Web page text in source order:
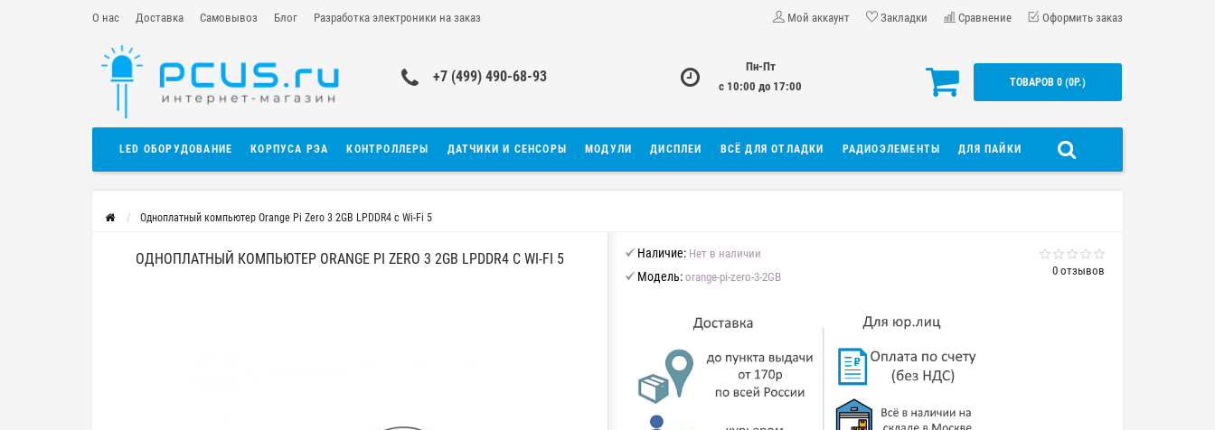
О нас Доставка Самовывоз Блог Разработка электроники на заказ Мой аккаунт Закладки Сравнение Оформить заказ
+7 (499) 490-68-93
Пн-Пт
с 10:00 до 17:00
ТОВАРОВ 0 (0Р.)
LED ОБОРУДОВАНИЕ КОРПУСА РЭА КОНТРОЛЛЕРЫ ДАТЧИКИ И СЕНСОРЫ МОДУЛИ ДИСПЛЕИ ВСЁ ДЛЯ ОТЛАДКИ РАДИОЭЛЕМЕНТЫ ДЛЯ ПАЙКИ
Одноплатный компьютер Orange Pi Zero 3 2GB LPDDR4 с Wi-Fi 5
ОДНОПЛАТНЫЙ КОМПЬЮТЕР ORANGE PI ZERO 3 2GB LPDDR4 С WI-FI 5
0 отзывов
Наличие: Нет в наличии
Модель: orange-pi-zero-3-2GB